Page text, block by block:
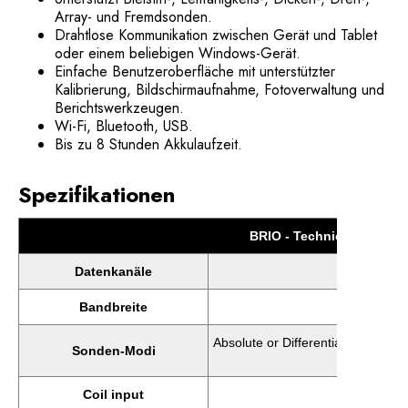
Array- und Fremdsonden.
Drahtlose Kommunikation zwischen Gerät und Tablet
oder einem beliebigen Windows-Gerät.
Einfache Benutzeroberfläche mit unterstützter
Kalibrierung, Bildschirmaufnahme, Fotoverwaltung und
Berichtswerkzeugen.
Wi-Fi, Bluetooth, USB.
Bis zu 8 Stunden Akkulaufzeit.
Spezifikationen
BRIO - Technical
Datenkanäle
Bandbreite
Sonden-Modi
Absolute or Differential in either
Coil input